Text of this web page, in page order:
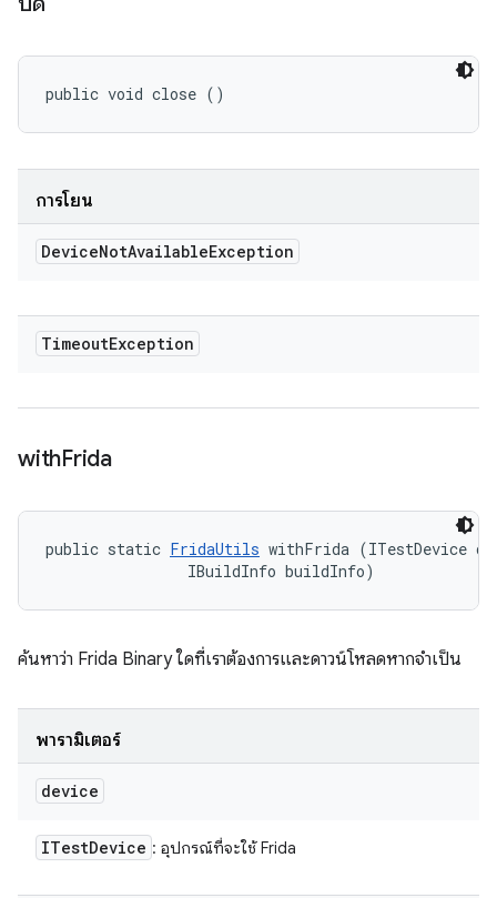
public void close ()
การโยน
DeviceNotAvailableException
TimeoutException
withFrida
public static FridaUtils withFrida (ITestDevice
                IBuildInfo buildInfo)
ค้นหาว่า Frida Binary ใดที่เราต้องการและดาวน์โหลดหากจำเป็น
พารามิเตอร์
device
ITestDevice : อุปกรณ์ที่จะใช้ Frida